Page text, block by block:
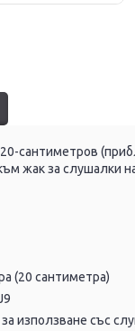
сантиметров
жак за слушалки
(20 сантиметра)
използване със